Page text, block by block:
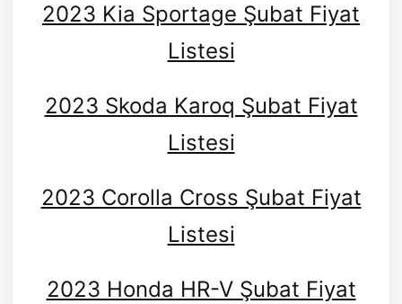
2023 Kia Sportage Şubat Fiyat
Listesi
2023 Skoda Karoq Şubat Fiyat
Listesi
2023 Corolla Cross Şubat Fiyat
Listesi
2023 Honda HR-V Şubat Fiyat